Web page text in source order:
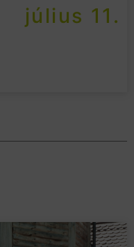
július 11.